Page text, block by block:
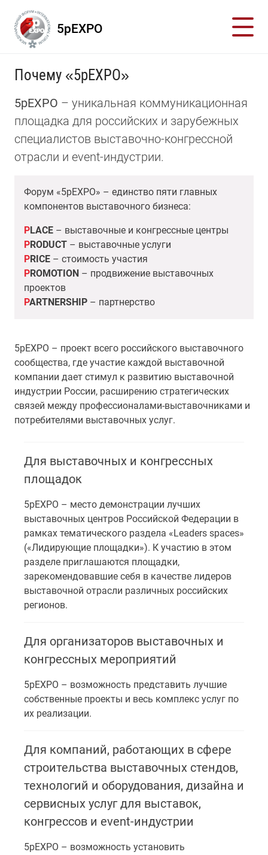
5pEXPO
Почему «5pEXPO»
5pEXPO – уникальная коммуникационная
площадка для российских и зарубежных
специалистов выставочно-конгрессной
отрасли и event-индустрии.
Форум «5pEXPO» – единство пяти главных
компонентов выставочного бизнеса:
PLACE – выставочные и конгрессные центры
PRODUCT – выставочные услуги
PRICE – стоимость участия
PROMOTION – продвижение выставочных
проектов
PARTNERSHIP – партнерство
5pEXPO – проект всего российского выставочного
сообщества, где участие каждой выставочной
компании дает стимул к развитию выставочной
индустрии России, расширению стратегических
связей между профессионалами-выставочниками и
потребителями выставочных услуг.
Для выставочных и конгрессных
площадок
5pEXPO – место демонстрации лучших
выставочных центров Российской Федерации в
рамках тематического раздела «Leaders spaces»
(«Лидирующие площадки»). К участию в этом
разделе приглашаются площадки,
зарекомендовавшие себя в качестве лидеров
выставочной отрасли различных российских
регионов.
Для организаторов выставочных и
конгрессных мероприятий
5pEXPO – возможность представить лучшие
собственные проекты и весь комплекс услуг по
их реализации.
Для компаний, работающих в сфере
строительства выставочных стендов,
технологий и оборудования, дизайна и
сервисных услуг для выставок,
конгрессов и event-индустрии
5pEXPO – возможность установить